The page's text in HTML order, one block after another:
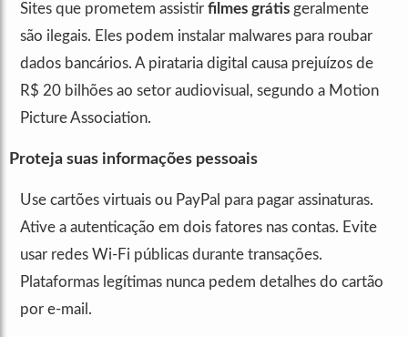
Sites que prometem assistir filmes grátis geralmente
são ilegais. Eles podem instalar malwares para roubar
dados bancários. A pirataria digital causa prejuízos de
R$ 20 bilhões ao setor audiovisual, segundo a Motion
Picture Association.
Proteja suas informações pessoais
Use cartões virtuais ou PayPal para pagar assinaturas.
Ative a autenticação em dois fatores nas contas. Evite
usar redes Wi-Fi públicas durante transações.
Plataformas legítimas nunca pedem detalhes do cartão
por e-mail.